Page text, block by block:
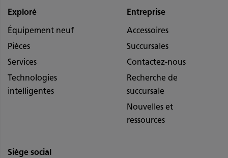
Exploré
Équipement neuf
Pièces
Services
Technologies
intelligentes
Entreprise
Accessoires
Succursales
Contactez-nous
Recherche de
succursale
Nouvelles et
ressources
Siège social